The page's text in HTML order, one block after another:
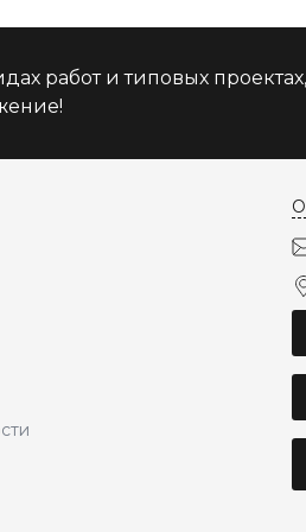
работ и типовых